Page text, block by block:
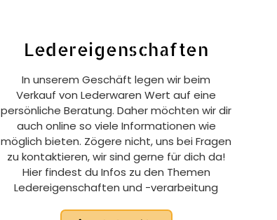
Ledereigenschaften
In unserem Geschäft legen wir beim
Verkauf von Lederwaren Wert auf eine
persönliche Beratung. Daher möchten wir dir
auch online so viele Informationen wie
möglich bieten. Zögere nicht, uns bei Fragen
zu kontaktieren, wir sind gerne für dich da!
Hier findest du Infos zu den Themen
Ledereigenschaften und -verarbeitung